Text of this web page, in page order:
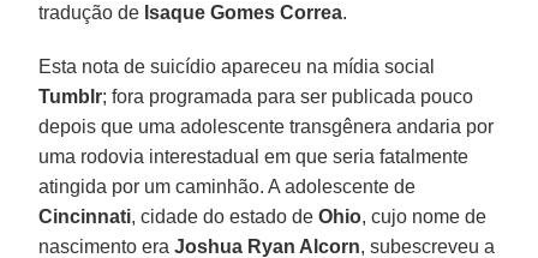
tradução de Isaque Gomes Correa.
Esta nota de suicídio apareceu na mídia social
Tumblr; fora programada para ser publicada pouco
depois que uma adolescente transgênera andaria por
uma rodovia interestadual em que seria fatalmente
atingida por um caminhão. A adolescente de
Cincinnati, cidade do estado deOhio, cujo nome de
nascimento eraJoshua Ryan Alcorn, subescreveu a